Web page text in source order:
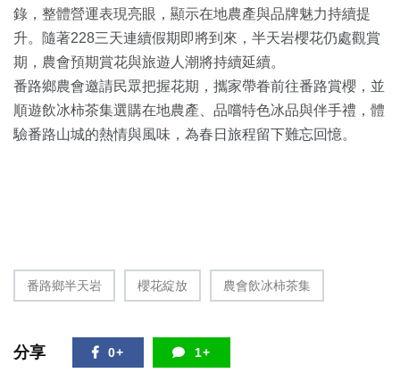
錄，整體營運表現亮眼，顯示在地農產與品牌魅力持續提
升。隨著228三天連續假期即將到來，半天岩櫻花仍處觀賞
期，農會預期賞花與旅遊人潮將持續延續。
番路鄉農會邀請民眾把握花期，攜家帶眷前往番路賞櫻，並
順遊飲冰柿茶集選購在地農產、品嚐特色冰品與伴手禮，體
驗番路山城的熱情與風味，為春日旅程留下難忘回憶。
番路鄉半天岩 櫻花綻放 農會飲冰柿茶集
分享 0+ 1+